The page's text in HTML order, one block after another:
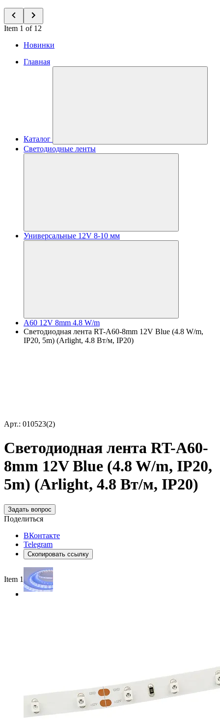
Item 1 of 12
Новинки
Главная
Каталог
Светодиодные ленты
Универсальные 12V 8-10 мм
A60 12V 8mm 4.8 W/m
Светодиодная лента RT-A60-8mm 12V Blue (4.8 W/m,
IP20, 5m) (Arlight, 4.8 Вт/м, IP20)
Арт.: 010523(2)
Светодиодная лента RT-A60-
8mm 12V Blue (4.8 W/m, IP20,
5m) (Arlight, 4.8 Вт/м, IP20)
Задать вопрос
Поделиться
ВКонтакте
Telegram
Скопировать ссылку
Item 1 of 3